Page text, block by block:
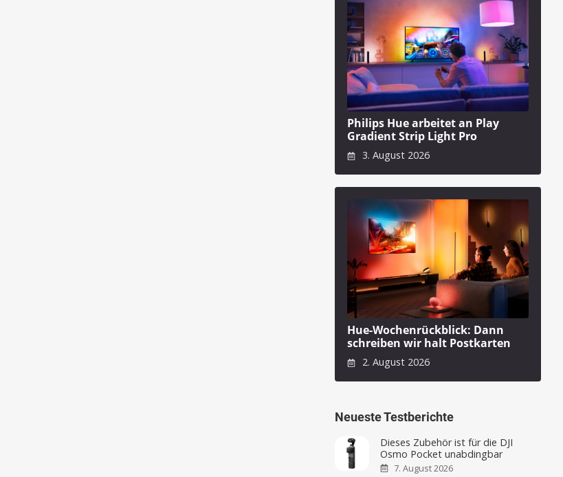
Philips Hue arbeitet an Play
Gradient Strip Light Pro
3. August 2026
Hue-Wochenrückblick: Dann
schreiben wir halt Postkarten
2. August 2026
Neueste Testberichte
Dieses Zubehör ist für die DJI
Osmo Pocket unabdingbar
7. August 2026